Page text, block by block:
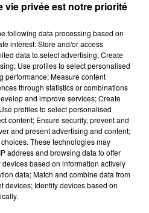
le strict minimum.
Dadju
pour mettre en
à la pétanque
!
vie privée est notre priorité
following data processing based on
interest: Store and/or access
data to select advertising; Create
Use profiles to select personalised
performance; Measure content
through statistics or combinations
and improve services; Create
profiles to select personalised
content; Ensure security, prevent and
and present advertising and content;
These technologies may
address and browsing data to offer
based on information actively
data; Match and combine data from
devices; Identify devices based on